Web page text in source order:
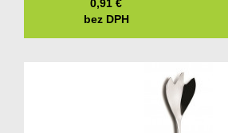
0,91 €
bez DPH